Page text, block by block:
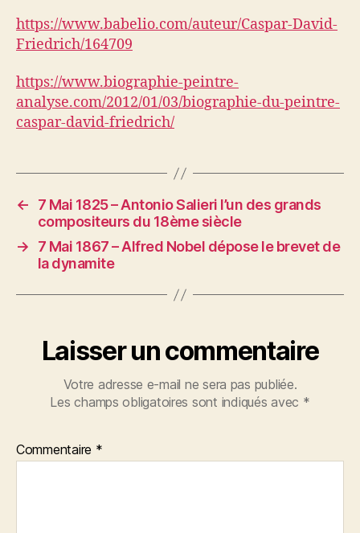
https://www.babelio.com/auteur/Caspar-David-
Friedrich/164709
https://www.biographie-peintre-
analyse.com/2012/01/03/biographie-du-peintre-
caspar-david-friedrich/
←
7 Mai 1825 – Antonio Salieri l’un des grands
compositeurs du 18ème siècle
→
7 Mai 1867 – Alfred Nobel dépose le brevet de
la dynamite
Laisser un commentaire
Votre adresse e-mail ne sera pas publiée.
Les champs obligatoires sont indiqués avec *
Commentaire *